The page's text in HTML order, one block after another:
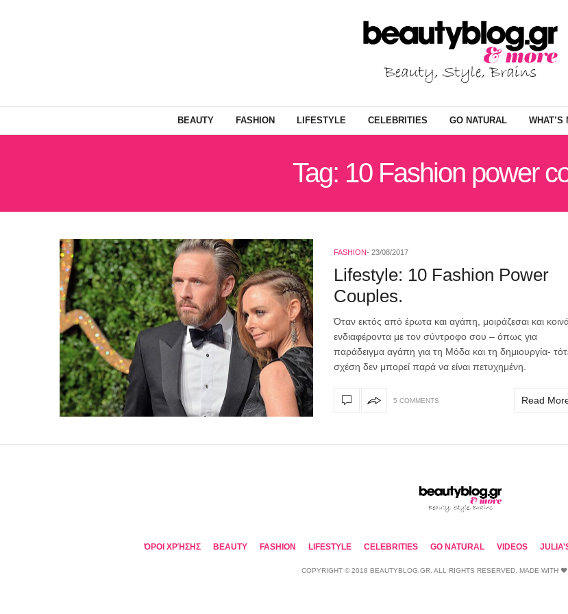
BEAUTY FASHION LIFESTYLE CELEBRITIES GO NATURAL WHAT’S
Tag: 10 Fashion power
FASHION 23/08/2017
Lifestyle: 10 Fashion Power
Couples.
Όταν εκτός από έρωτα και αγάπη, μοιράζεσαι και
ενδιαφέροντα με τον σύντροφο σου – όπως για
παράδειγμα αγάπη για τη Μόδα και τη δημιουργία-
σχέση δεν μπορεί παρά να είναι πετυχημένη.
5 COMMENTS Read
ΌΡΟΙ ΧΡΉΣΗΣ BEAUTY FASHION LIFESTYLE CELEBRITIES GO NATURAL VIDEOS
COPYRIGHT © 2018 BEAUTYBLOG.GR. ALL RIGHTS RESERVED. MADE WITH ❤